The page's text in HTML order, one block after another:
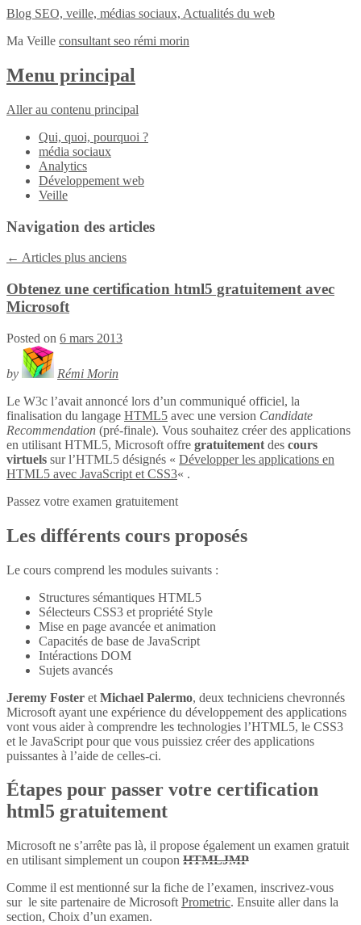
Blog SEO, veille, médias sociaux, Actualités du web
Ma Veille consultant seo rémi morin
Menu principal
Aller au contenu principal
Qui, quoi, pourquoi ?
média sociaux
Analytics
Développement web
Veille
Navigation des articles
← Articles plus anciens
Obtenez une certification html5 gratuitement avec
Microsoft
Posted on 6 mars 2013
by
Rémi Morin
Le W3c l’avait annoncé lors d’un communiqué officiel, la
finalisation du langage HTML5 avec une version Candidate
Recommendation (pré-finale). Vous souhaitez créer des applications
en utilisant HTML5, Microsoft offre gratuitement des cours
virtuels sur l’HTML5 désignés « Développer les applications en
HTML5 avec JavaScript et CSS3« .
Passez votre examen gratuitement
Les différents cours proposés
Le cours comprend les modules suivants :
Structures sémantiques HTML5
Sélecteurs CSS3 et propriété Style
Mise en page avancée et animation
Capacités de base de JavaScript
Intéractions DOM
Sujets avancés
Jeremy Foster et Michael Palermo, deux techniciens chevronnés
Microsoft ayant une expérience du développement des applications
vont vous aider à comprendre les technologies l’HTML5, le CSS3
et le JavaScript pour que vous puissiez créer des applications
puissantes à l’aide de celles-ci.
Étapes pour passer votre certification
html5 gratuitement
Microsoft ne s’arrête pas là, il propose également un examen gratuit
en utilisant simplement un coupon HTMLJMP
Comme il est mentionné sur la fiche de l’examen, inscrivez-vous
sur le site partenaire de Microsoft Prometric. Ensuite aller dans la
section, Choix d’un examen.